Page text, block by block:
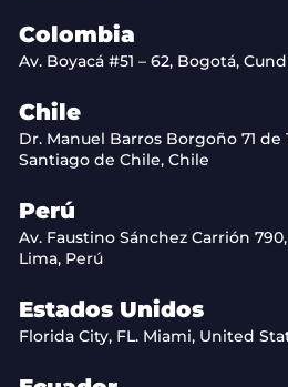
Colombia
Av. Boyacá #51 – 62, Bogotá,
Chile
Dr. Manuel Barros Borgoño 71 de
Santiago de Chile, Chile
Perú
Av. Faustino Sánchez Carrión
Lima, Perú
Estados Unidos
Florida City, FL. Miami, United